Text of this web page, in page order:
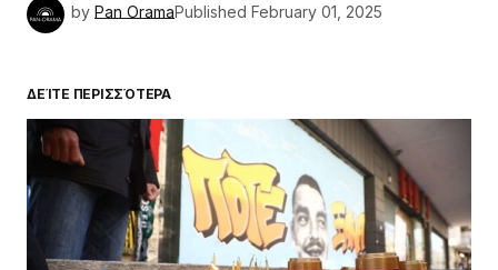
by Pan OramaPublished February 01, 2025
ΔΕΊΤΕ ΠΕΡΙΣΣΌΤΕΡΑ